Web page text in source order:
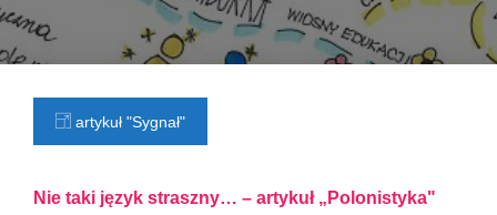
artykuł "Sygnał"
Nie taki język straszny… – artykuł „Polonistyka"